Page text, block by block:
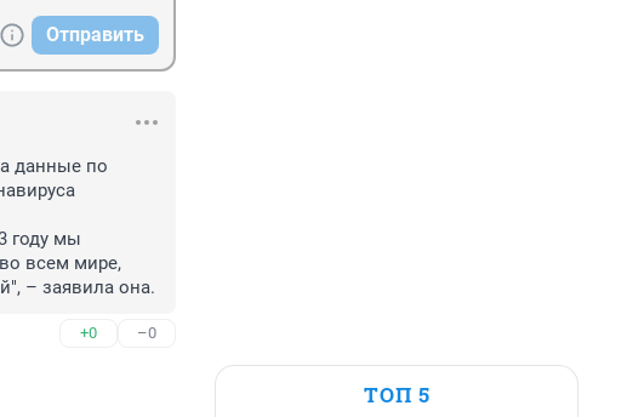
Отправить
данные по
году мы
всем мире,
– заявила она.
+0 –0
ТОП 5